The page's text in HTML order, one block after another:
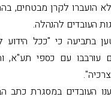
לא הועברו לקרן מבטחים,
העובדים להנהלה.
בתביעה כי "ככל הידוע
עורבבו עם כספי
העובדים במסגרת כתב